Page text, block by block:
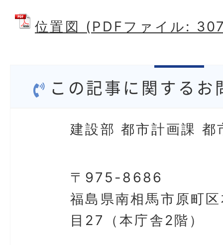
位置図 (PDFファイル:
この記事に関するお
建設部 都市計画課 都
〒975-8686
福島県南相馬市原町
目27（本庁舎2階）